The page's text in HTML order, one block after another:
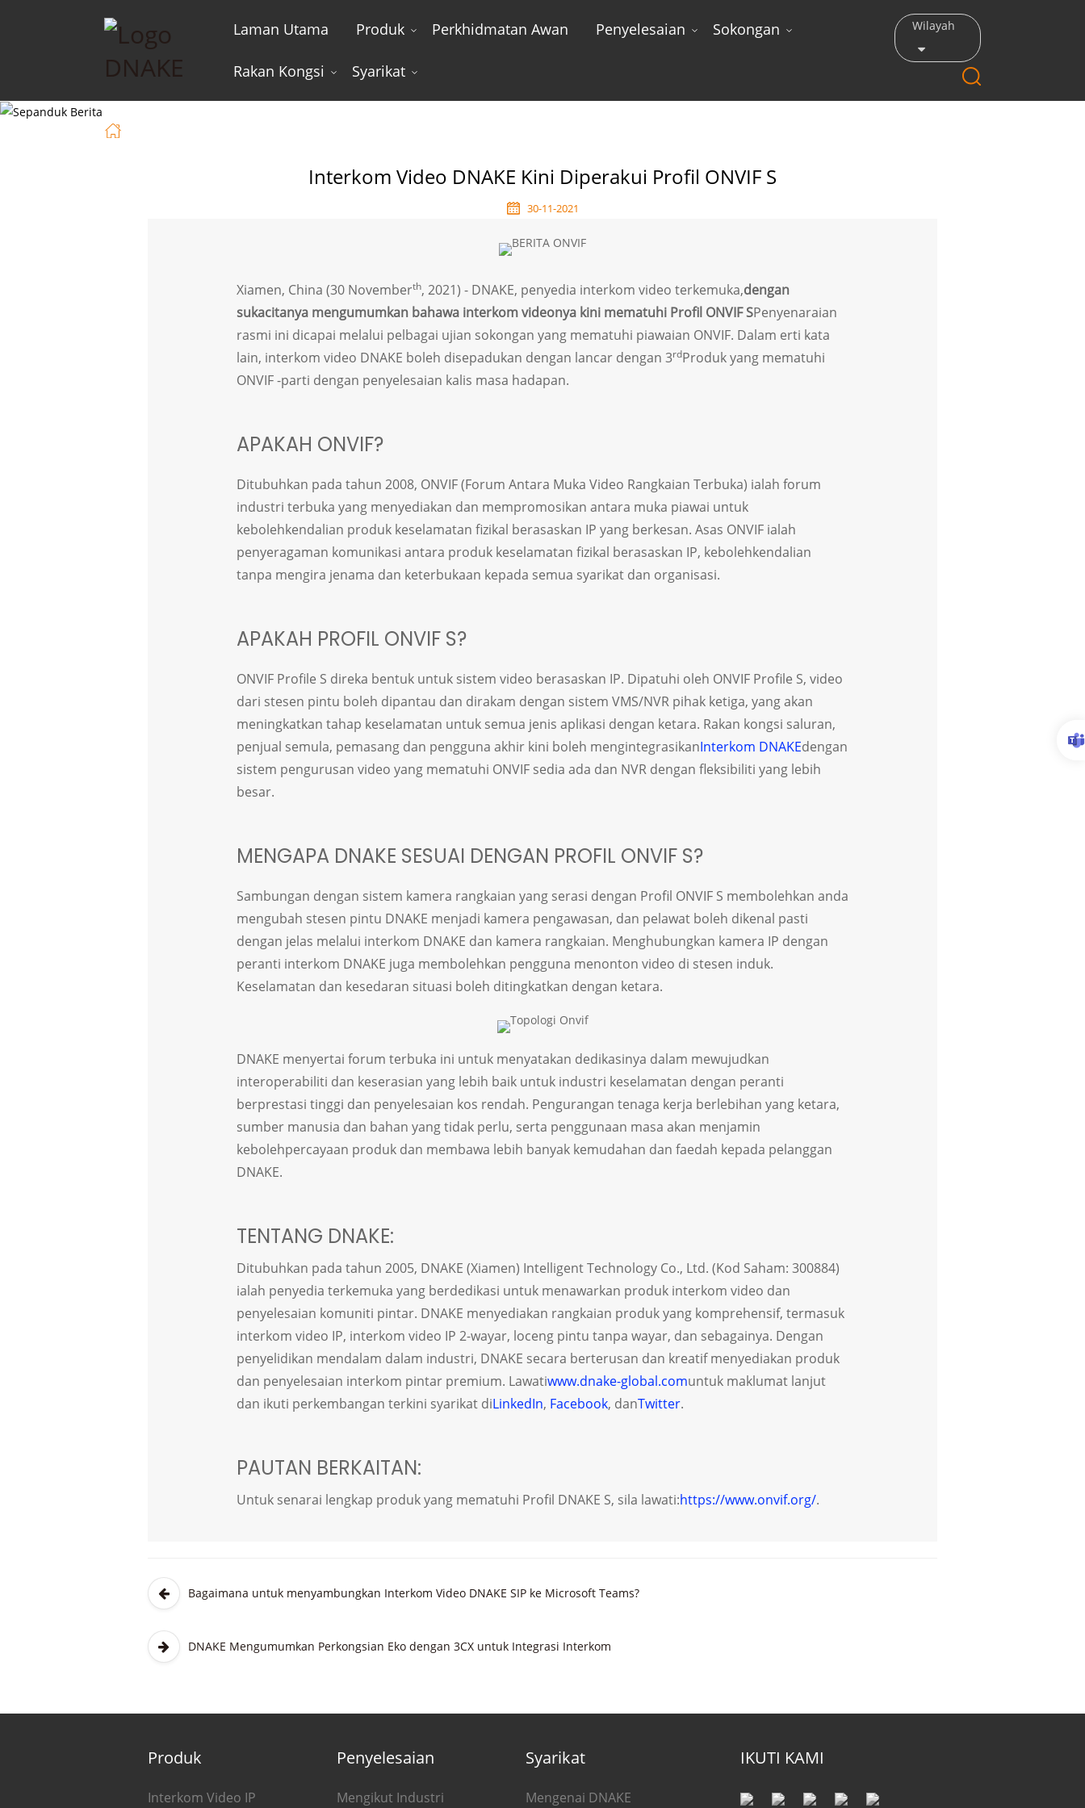
Laman Utama Produk Perkhidmatan Awan Penyelesaian Sokongan
Rakan Kongsi Syarikat
Wilayah
Interkom Video DNAKE Kini Diperakui Profil ONVIF S
30-11-2021
Xiamen, China (30 Novemberth, 2021) - DNAKE, penyedia interkom video terkemuka,dengan
sukacitanya mengumumkan bahawa interkom videonya kini mematuhi Profil ONVIF SPenyenaraian
rasmi ini dicapai melalui pelbagai ujian sokongan yang mematuhi piawaian ONVIF. Dalam erti kata
lain, interkom video DNAKE boleh disepadukan dengan lancar dengan 3rdProduk yang mematuhi
ONVIF -parti dengan penyelesaian kalis masa hadapan.
APAKAH ONVIF?
Ditubuhkan pada tahun 2008, ONVIF (Forum Antara Muka Video Rangkaian Terbuka) ialah forum
industri terbuka yang menyediakan dan mempromosikan antara muka piawai untuk
kebolehkendalian produk keselamatan fizikal berasaskan IP yang berkesan. Asas ONVIF ialah
penyeragaman komunikasi antara produk keselamatan fizikal berasaskan IP, kebolehkendalian
tanpa mengira jenama dan keterbukaan kepada semua syarikat dan organisasi.
APAKAH PROFIL ONVIF S?
ONVIF Profile S direka bentuk untuk sistem video berasaskan IP. Dipatuhi oleh ONVIF Profile S, video
dari stesen pintu boleh dipantau dan dirakam dengan sistem VMS/NVR pihak ketiga, yang akan
meningkatkan tahap keselamatan untuk semua jenis aplikasi dengan ketara. Rakan kongsi saluran,
penjual semula, pemasang dan pengguna akhir kini boleh mengintegrasikanInterkom DNAKEdengan
sistem pengurusan video yang mematuhi ONVIF sedia ada dan NVR dengan fleksibiliti yang lebih
besar.
MENGAPA DNAKE SESUAI DENGAN PROFIL ONVIF S?
Sambungan dengan sistem kamera rangkaian yang serasi dengan Profil ONVIF S membolehkan anda
mengubah stesen pintu DNAKE menjadi kamera pengawasan, dan pelawat boleh dikenal pasti
dengan jelas melalui interkom DNAKE dan kamera rangkaian. Menghubungkan kamera IP dengan
peranti interkom DNAKE juga membolehkan pengguna menonton video di stesen induk.
Keselamatan dan kesedaran situasi boleh ditingkatkan dengan ketara.
DNAKE menyertai forum terbuka ini untuk menyatakan dedikasinya dalam mewujudkan
interoperabiliti dan keserasian yang lebih baik untuk industri keselamatan dengan peranti
berprestasi tinggi dan penyelesaian kos rendah. Pengurangan tenaga kerja berlebihan yang ketara,
sumber manusia dan bahan yang tidak perlu, serta penggunaan masa akan menjamin
kebolehpercayaan produk dan membawa lebih banyak kemudahan dan faedah kepada pelanggan
DNAKE.
TENTANG DNAKE:
Ditubuhkan pada tahun 2005, DNAKE (Xiamen) Intelligent Technology Co., Ltd. (Kod Saham: 300884)
ialah penyedia terkemuka yang berdedikasi untuk menawarkan produk interkom video dan
penyelesaian komuniti pintar. DNAKE menyediakan rangkaian produk yang komprehensif, termasuk
interkom video IP, interkom video IP 2-wayar, loceng pintu tanpa wayar, dan sebagainya. Dengan
penyelidikan mendalam dalam industri, DNAKE secara berterusan dan kreatif menyediakan produk
dan penyelesaian interkom pintar premium. Lawatiwww.dnake-global.comuntuk maklumat lanjut
dan ikuti perkembangan terkini syarikat diLinkedIn, Facebook, danTwitter.
PAUTAN BERKAITAN:
Untuk senarai lengkap produk yang mematuhi Profil DNAKE S, sila lawati:https://www.onvif.org/.
Bagaimana untuk menyambungkan Interkom Video DNAKE SIP ke Microsoft Teams?
DNAKE Mengumumkan Perkongsian Eko dengan 3CX untuk Integrasi Interkom
Produk
Interkom Video IP
Penyelesaian
Mengikut Industri
Syarikat
Mengenai DNAKE
IKUTI KAMI